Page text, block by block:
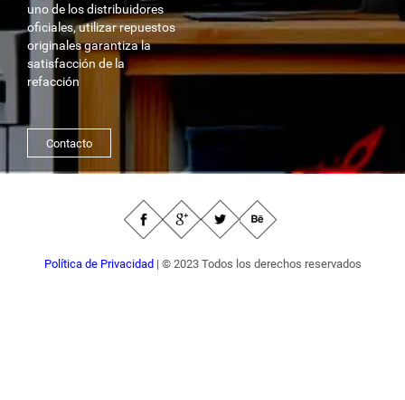
uno de los distribuidores
oficiales, utilizar repuestos
originales garantiza la
satisfacción de la
refacción
Contacto
Política de Privacidad | © 2023 Todos los derechos reservados